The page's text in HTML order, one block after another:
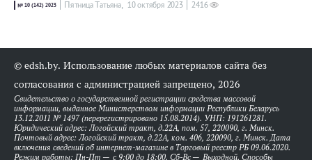
№ 10 (142) 2023 Пятница Татьяна, 10 октября 2023 2416
© edsh.by. Использование любых материалов сайта без
согласования с администрацией запрещено, 2026
Свидетельство о государственной регистрации средства массовой
информации, выданное Министерством информации Республики Беларусь
13.12.2011 № 1497 (перерегистрировано 15.08.2014). УНП: 191261281.
Юридический адрес: Логойский тракт, д.22А, пом. 57, 220090, г. Минск.
Почтовый адрес: Логойский тракт, д.22А, ком. 406, 220090, г. Минск. Дата
включения сведений об интернет-магазине в Торговый реестр РБ 09.06.2020.
Режим работы: Пн-Пт — с 9:00 до 18:00. Сб-Вс — Выходной. Способы